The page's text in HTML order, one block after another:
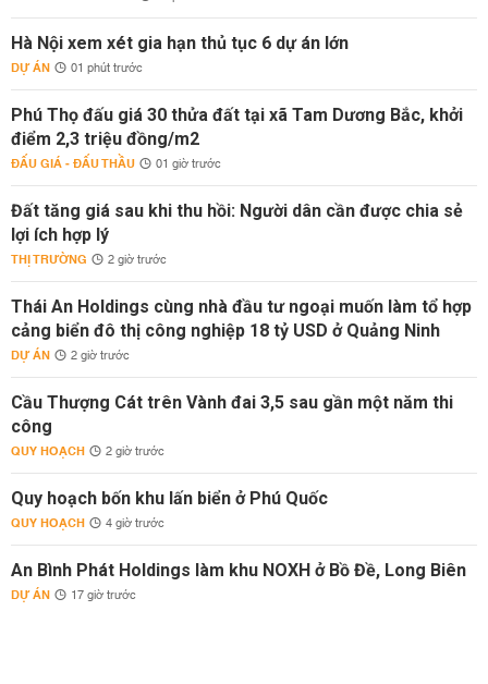
Hà Nội xem xét gia hạn thủ tục 6 dự án lớn
DỰ ÁN 01 phút trước
Phú Thọ đấu giá 30 thửa đất tại xã Tam Dương Bắc, khởi
điểm 2,3 triệu đồng/m2
ĐẤU GIÁ - ĐẤU THẦU 01 giờ trước
Đất tăng giá sau khi thu hồi: Người dân cần được chia sẻ
lợi ích hợp lý
THỊ TRƯỜNG 2 giờ trước
Thái An Holdings cùng nhà đầu tư ngoại muốn làm tổ hợp
cảng biển đô thị công nghiệp 18 tỷ USD ở Quảng Ninh
DỰ ÁN 2 giờ trước
Cầu Thượng Cát trên Vành đai 3,5 sau gần một năm thi
công
QUY HOẠCH 2 giờ trước
Quy hoạch bốn khu lấn biển ở Phú Quốc
QUY HOẠCH 4 giờ trước
An Bình Phát Holdings làm khu NOXH ở Bồ Đề, Long Biên
DỰ ÁN 17 giờ trước